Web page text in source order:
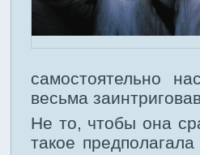
самостоятельно
весьма
Не то, чтобы она
такое